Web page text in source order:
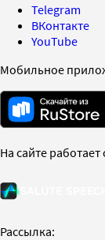
Telegram
ВКонтакте
YouTube
Мобильное
На сайте работает
Рассылка: